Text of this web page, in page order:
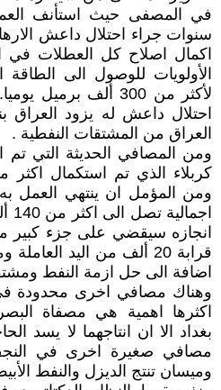
في المصفى حيث استأنف
سنوات جراء احتلال داعش
اكمال اصلاح كل العطلات في
الأولويات للوصول الى الطاقة
لأكثر من 300 ألف
العراق من المشتقات النفطية .
ومن المصافي الحديثة التي
انجازه سيقضي على جزء كبير
قرابة 20 ألف من اليد
اضافة الى حل ازمة النفط
وهناك مصافي اخرى محدودة
اكثرها اهمية هي مصفاة
بغداد الا ان انتاجهما لا يسد
مصافي صغيرة اخرى في النجف
وميسان تنتج الديزل والنفط